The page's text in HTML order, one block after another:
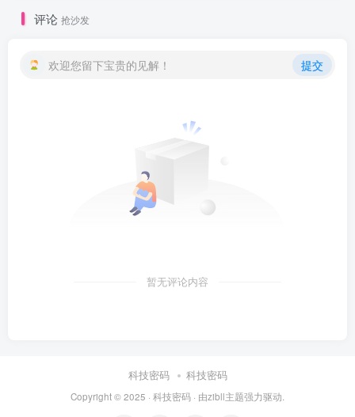
评论 抢沙发
欢迎您留下宝贵的见解！ 提交
暂无评论内容
科技密码 科技密码
Copyright © 2025 · 科技密码 · 由zibll主题强力驱动.